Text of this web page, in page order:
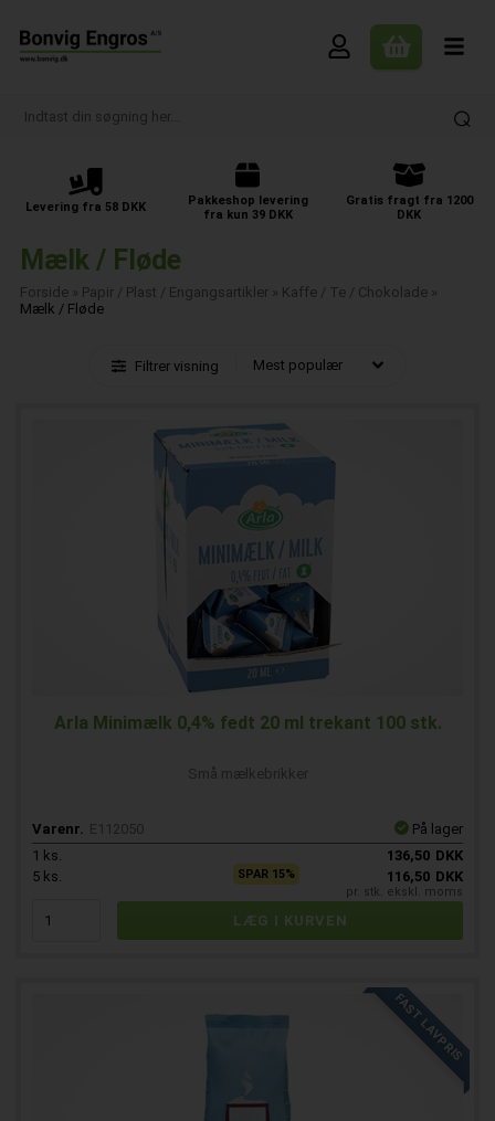
Levering fra 58 DKK
Pakkeshop levering
fra kun 39 DKK
Gratis fragt fra 1200
DKK
Mælk / Fløde
Forside» Papir / Plast / Engangsartikler» Kaffe / Te / Chokolade»
Mælk / Fløde
Filtrer visning
Arla Minimælk 0,4% fedt 20 ml trekant 100 stk.
Små mælkebrikker
Varenr. E112050
På lager
1 ks. 136,50 DKK
5 ks. SPAR 15% 116,50 DKK
pr. stk. ekskl. moms
FAST LAVPRIS